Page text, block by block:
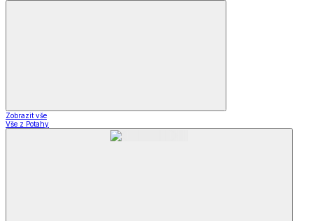
Zobrazit vše
Vše z Potahy